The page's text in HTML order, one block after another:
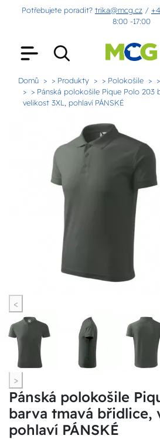
Potřebujete poradit? trika@mcg.cz /
8:00 -17:00
Domů > Produkty > Polokošile
> Pánská polokošile Pique Polo 203
velikost 3XL, pohlaví PÁNSKÉ
<
>
Pánská polokošile
barva tmavá břidlice,
pohlaví PÁNSKÉ